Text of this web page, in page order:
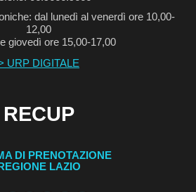
dal lunedì al venerdì ore 10,00-
12,00
giovedì ore 15,00-17,00
URP DIGITALE
RECUP
DI PRENOTAZIONE
LAZIO